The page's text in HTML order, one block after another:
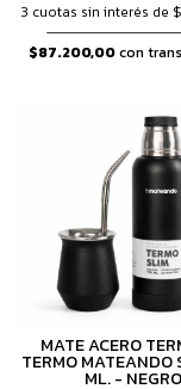
3 cuotas sin interés de
$87.200,00con
MATE ACERO
TERMO MATEANDO
ML. - NEGRO